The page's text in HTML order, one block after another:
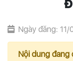
Ngày đăng:
Nội dung đang